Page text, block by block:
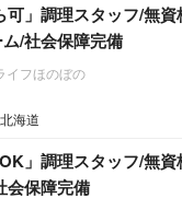
可」調理スタッフ/無
/社会保障完備
イフほのぼの
海道
OK」調理スタッフ/無
会保障完備